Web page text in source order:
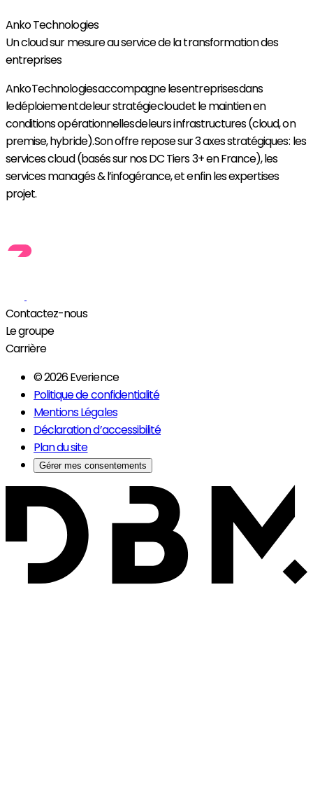
Anko Technologies
Un cloud sur mesure au service de la transformation des
entreprises
AnkoTechnologiesaccompagne lesentreprisesdans
ledéploiementdeleur stratégiecloudet le maintien en
conditions opérationnellesdeleurs infrastructures (cloud,on
premise, hybride).Son offre repose sur 3 axes stratégiques: les
services cloud (basés sur nos DC Tiers 3+ enFrance), les
services managés & l’infogérance, et enfin les expertises
projet.
Contactez-nous
Le groupe
Carrière
© 2026 Everience
Politique de confidentialité
Mentions Légales
Déclaration d’accessibilité
Plan du site
Gérer mes consentements